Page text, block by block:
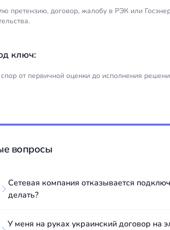
претензию, договор, жалобу в РЭК или
ключ:
от первичной оценки до исполнения
вопросы
Сетевая компания отказывается
делать?
У меня на руках украинский договор на